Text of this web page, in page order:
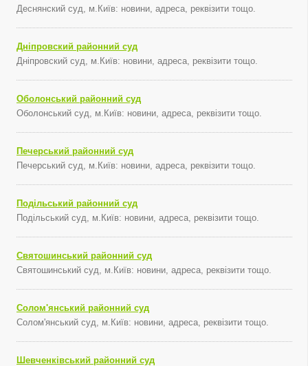
Деснянский суд, м.Київ: новини, адреса, реквізити тощо.
Дніпровский районний суд
Дніпровский суд, м.Київ: новини, адреса, реквізити тощо.
Оболонський районний суд
Оболонський суд, м.Київ: новини, адреса, реквізити тощо.
Печерський районний суд
Печерський суд, м.Київ: новини, адреса, реквізити тощо.
Подільський районний суд
Подільський суд, м.Київ: новини, адреса, реквізити тощо.
Святошинський районний суд
Святошинський суд, м.Київ: новини, адреса, реквізити тощо.
Солом'янський районний суд
Солом'янський суд, м.Київ: новини, адреса, реквізити тощо.
Шевченківський районний суд